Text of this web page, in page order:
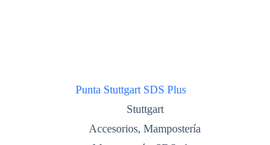
Punta Stuttgart SDS Plus
Stuttgart
Accesorios, Mampostería